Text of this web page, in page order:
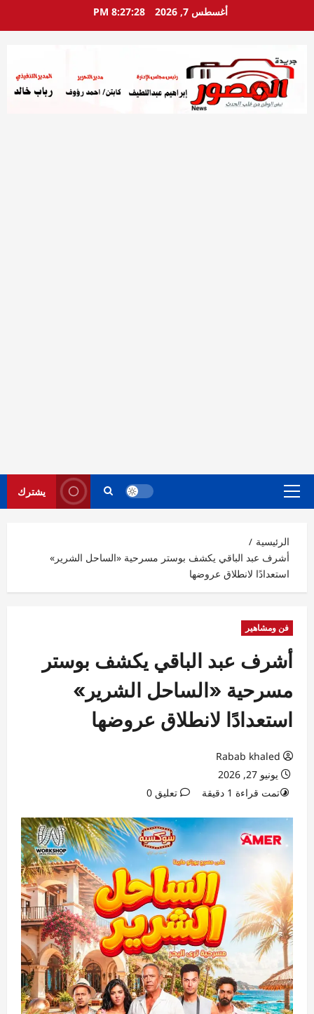
أغسطس 7, 2026 8:27:30 PM
القائمة
يشترك
الرئيسية
أشرف عبد الباقي يكشف بوستر مسرحية «الساحل الشرير»
استعدادًا لانطلاق عروضها
فن ومشاهير
أشرف عبد الباقي يكشف بوستر
مسرحية «الساحل الشرير»
استعدادًا لانطلاق عروضها
Rabab khaled
يونيو 27, 2026
تمت قراءة 1 دقيقة
تعليق 0